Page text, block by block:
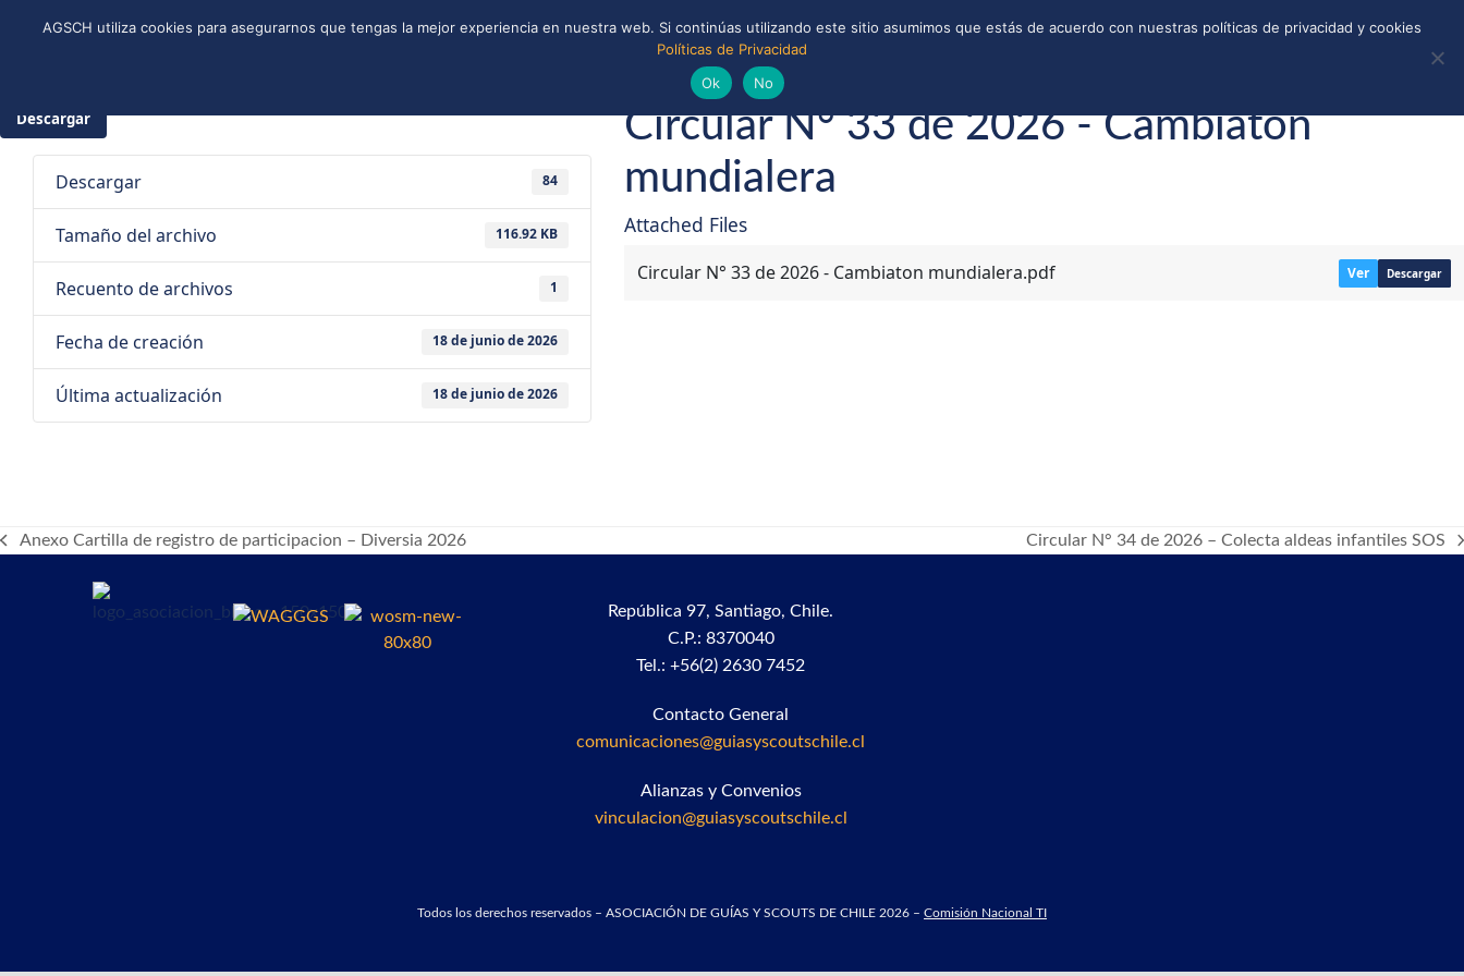
Instagram
Facebook
YouTube
Twitter
Spotify
LinkedIn TIENDA CALLEJONES DONAR
CONVENIOS Y ALIANZAS
BIBLIOTECA
Guías y Scouts de Chile
Descargar
Descargar 84
Tamaño del archivo 116.92 KB
Recuento de archivos 1
Fecha de creación 18 de junio de 2026
Última actualización 18 de junio de 2026
Circular N° 33 de 2026 - Cambiaton
mundialera
Attached Files
Circular N° 33 de 2026 - Cambiaton mundialera.pdf Ver Descargar
previous
Anexo Cartilla de registro de participacion – Diversia 2026
next
Circular N° 34 de 2026 – Colecta aldeas infantiles SOS
República 97,Santiago, Chile.
C.P.: 8370040
Tel.: +56(2) 2630 7452
Contacto General
comunicaciones@guiasyscoutschile.cl
Alianzas y Convenios
vinculacion@guiasyscoutschile.cl
Todos los derechos reservados – ASOCIACIÓN DE GUÍAS Y SCOUTS DE CHILE 2026 – Comisión Nacional TI
AGSCH utiliza cookies para asegurarnos que tengas la mejor experiencia en nuestra web. Si continúas utilizando este sitio asumimos que estás de acuerdo con nuestras políticas de privacidad y cookies
Políticas de Privacidad
Ok
No